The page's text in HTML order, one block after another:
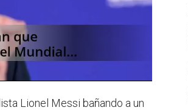
Lionel Messi bañando a un